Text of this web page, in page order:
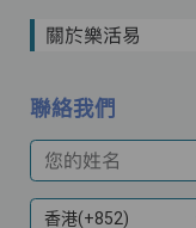
關於樂活易
聯絡我們
您的姓名
香港(+852)